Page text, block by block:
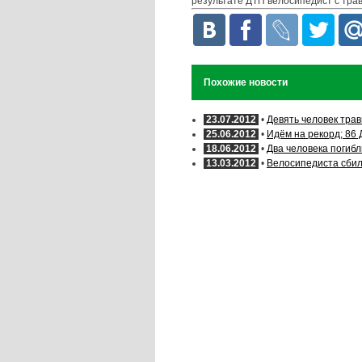
Похожие новости
23.07.2012 • Девять человек
25.06.2012 • Идём на рекорд; 86
18.06.2012 • Два человека
13.03.2012 • Велосипедиста